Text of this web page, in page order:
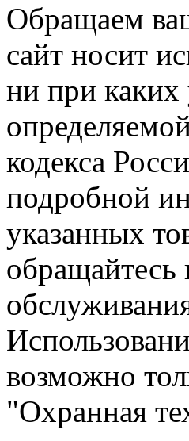
Обращаем
сайт носит
ни при каких
кодекса
подробной
указанных
обращайтесь
возможно
"Охранная